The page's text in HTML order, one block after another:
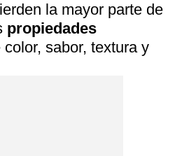
la mayor parte de
propiedades
color, sabor, textura y